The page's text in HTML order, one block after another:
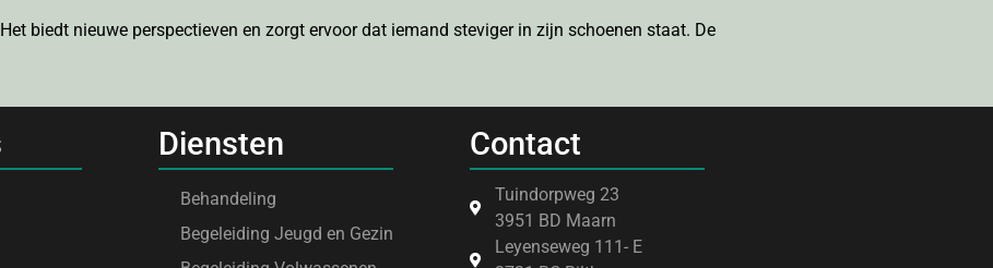
biedt nieuwe perspectieven en zorgt ervoor dat iemand steviger in zijn schoenen staat. De
Diensten
Behandeling
Begeleiding Jeugd en Gezin
Contact
Tuindorpweg 23
3951 BD Maarn
Leyenseweg 111- E